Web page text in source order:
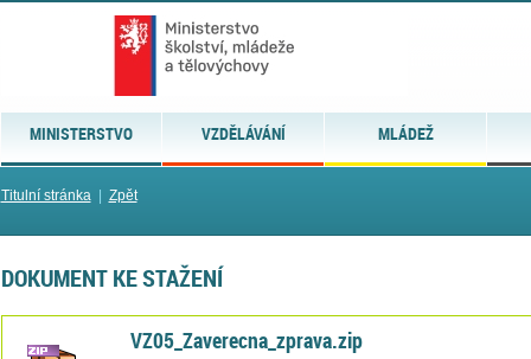
MINISTERSTVO VZDĚLÁVÁNÍ MLÁDEŽ
Titulní stránka| Zpět
DOKUMENT KE STAŽENÍ
VZ05_Zaverecna_zprava.zip